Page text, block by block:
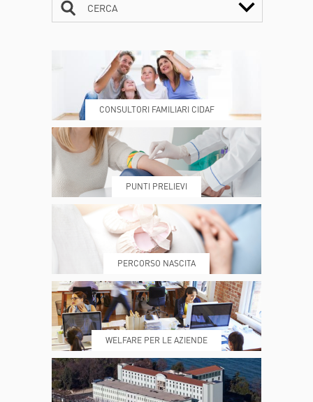
DOVE SIAMO ESAMI E VISITE
PRENOTA MY POLI
REFERTI REPARTI
CERCA
CONSULTORI FAMILIARI CIDAF
PUNTI PRELIEVI
PERCORSO NASCITA
WELFARE PER LE AZIENDE